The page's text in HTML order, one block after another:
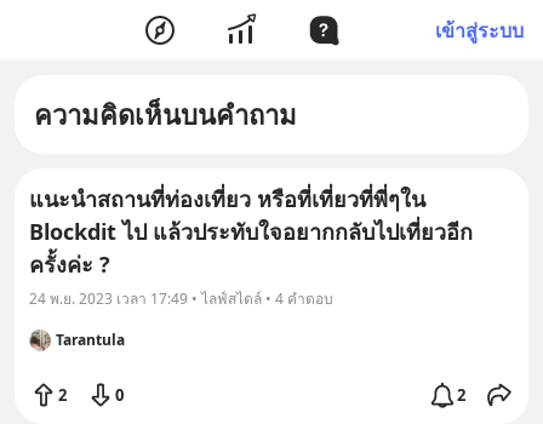
เข้าสู่ระบบ
ความคิดเห็นบนคำถาม
แนะนำสถานที่ท่องเที่ยว หรือที่เที่ยวที่พี่ๆใน
Blockdit ไป แล้วประทับใจอยากกลับไปเที่ยวอีก
ครั้งค่ะ ?
24 พ.ย. 2023 เวลา 17:49 • ไลฟ์สไตล์ • 4 คำตอบ
Tarantula
2 0 2